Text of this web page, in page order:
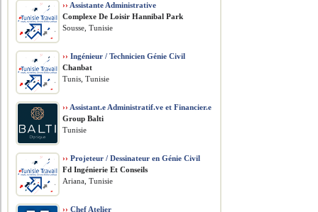
›› Assistante Administrative
Complexe De Loisir Hannibal Park
Sousse, Tunisie
›› Ingénieur / Technicien Génie Civil
Chanbat
Tunis, Tunisie
›› Assistant.e Administratif.ve et Financier.e
Group Balti
Tunisie
›› Projeteur / Dessinateur en Génie Civil
Fd Ingénierie Et Conseils
Ariana, Tunisie
›› Chef Atelier